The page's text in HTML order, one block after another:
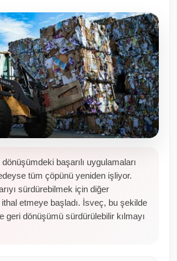
Üst Kurullar
başarılı uygulamaları
tüm çöpünü yeniden işliyor.
sürdürebilmek için diğer
ithal etmeye başladı. İsveç, bu şekilde
geri dönüşümü sürdürülebilir kılmayı